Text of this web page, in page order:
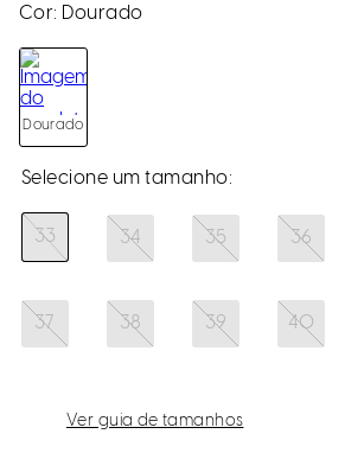
Cor: Dourado
Dourado
33 34 35 36
37 38 39 40
Ver guia de tamanhos